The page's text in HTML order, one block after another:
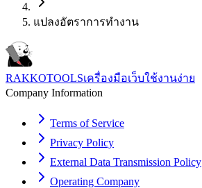
แปลงอัตราการทำงาน
RAKKOTOOLSเครื่องมือเว็บใช้งานง่าย
Company Information
Terms of Service
Privacy Policy
External Data Transmission Policy
Operating Company